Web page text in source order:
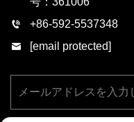
+86-592-5537348
[email protected]